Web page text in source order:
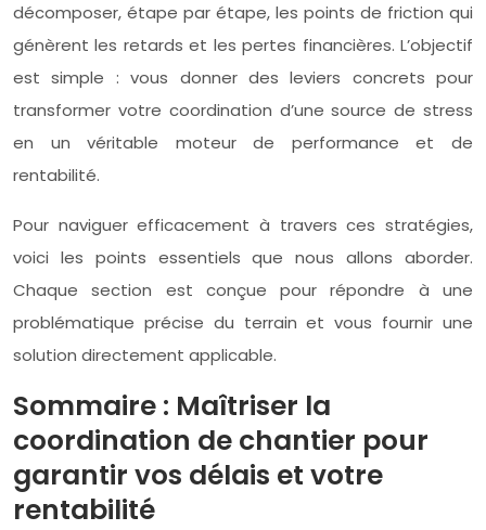
décomposer, étape par étape, les points de friction qui
génèrent les retards et les pertes financières. L’objectif
est simple : vous donner des leviers concrets pour
transformer votre coordination d’une source de stress
en un véritable moteur de performance et de
rentabilité.
Pour naviguer efficacement à travers ces stratégies,
voici les points essentiels que nous allons aborder.
Chaque section est conçue pour répondre à une
problématique précise du terrain et vous fournir une
solution directement applicable.
Sommaire : Maîtriser la
coordination de chantier pour
garantir vos délais et votre
rentabilité